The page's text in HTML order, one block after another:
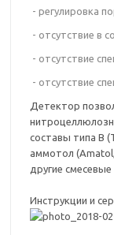
- регулировка
- отсутствие в
- отсутствие
- отсутствие
Детектор
составы типа В
аммотол
другие
Инструкции и